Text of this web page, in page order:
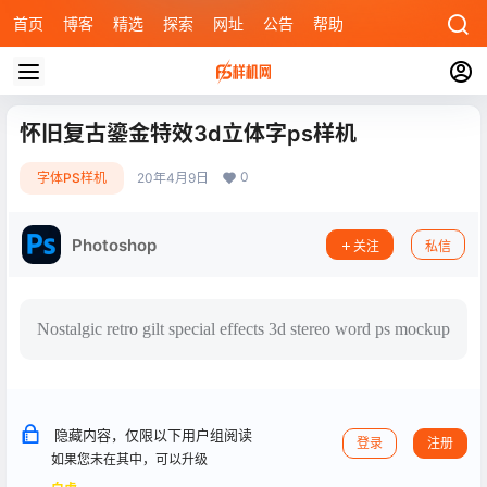
首页 博客 精选 探索 网址 公告 帮助
怀旧复古鎏金特效3d立体字ps样机
字体PS样机 20年4月9日 0
Photoshop 关注 私信
Nostalgic retro gilt special effects 3d stereo word ps mockup
隐藏内容，仅限以下用户组阅读
如果您未在其中，可以升级
登录 注册